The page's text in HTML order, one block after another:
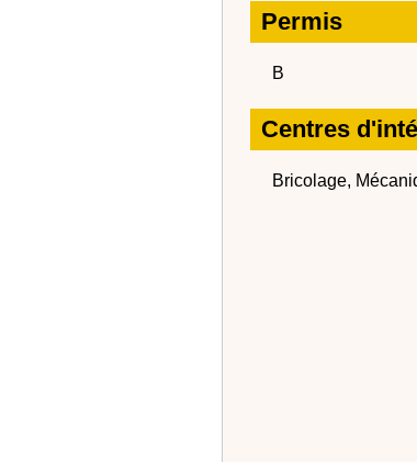
Permis
B
Centres
Bricolage,